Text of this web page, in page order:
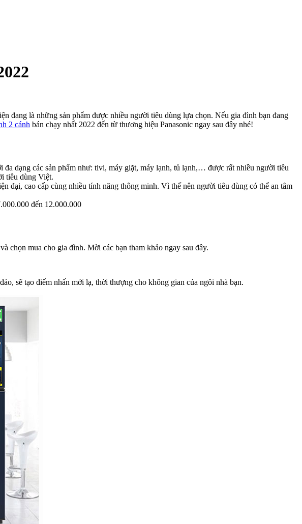
đang là những sản phẩm được nhiều người tiêu dùng lựa chọn. Nếu gia đình bạn đang
2 cánh bán chạy nhất 2022 đến từ thương hiệu Panasonic ngay sau đây nhé!
dạng các sản phẩm như: tivi, máy giặt, máy lạnh, tủ lạnh,… được rất nhiều người tiêu
tiêu dùng Việt.
đại, cao cấp cùng nhiều tính năng thông minh. Vì thế nên người tiêu dùng có thể an tâm
đến 12.000.000
chọn mua cho gia đình. Mời các bạn tham khảo ngay sau đây.
sẽ tạo điểm nhấn mới lạ, thời thượng cho không gian của ngôi nhà bạn.